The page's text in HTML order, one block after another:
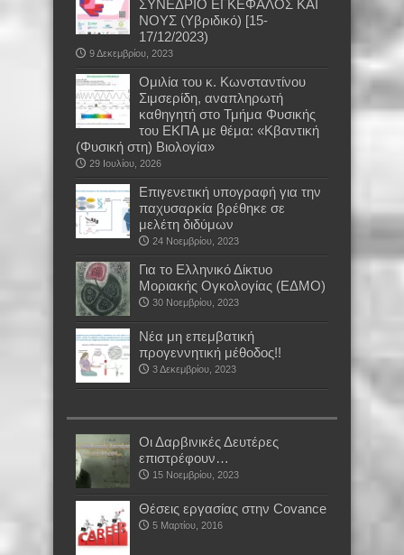
ΣΥΝΕΔΡΙΟ ΕΓΚΕΦΑΛΟΣ ΚΑΙ
ΝΟΥΣ (Υβριδικό) [15-
17/12/2023)
9 Δεκεμβρίου, 2023
Oμιλία του κ. Κωνσταντίνου
Σιμσερίδη, αναπληρωτή
καθηγητή στο Τμήμα Φυσικής
του ΕΚΠΑ με θέμα: «Κβαντική
(Φυσική στη) Βιολογία»
29 Ιουλίου, 2026
Επιγενετική υπογραφή για την
παχυσαρκία βρέθηκε σε
μελέτη διδύμων
24 Νοεμβρίου, 2023
Για το Ελληνικό Δίκτυο
Μοριακής Ογκολογίας (ΕΔΜΟ)
30 Νοεμβρίου, 2023
Νέα μη επεμβατική
προγεννητική μέθοδος!!
3 Δεκεμβρίου, 2023
Οι Δαρβινικές Δευτέρες
επιστρέφουν…
15 Νοεμβρίου, 2023
Θέσεις εργασίας στην Covance
5 Μαρτίου, 2016